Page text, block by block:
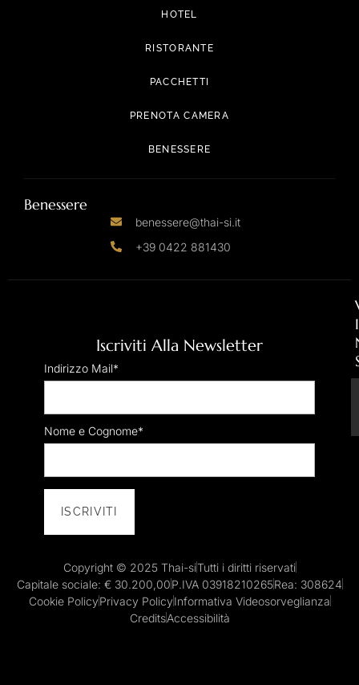
HOTEL
RISTORANTE
PACCHETTI
PRENOTA CAMERA
BENESSERE
Benessere
benessere@thai-si.it
+39 0422 881430
Iscriviti Alla Newsletter
Indirizzo Mail*
Nome e Cognome*
I
Copyright © 2025 Thai-siTutti i diritti riservati
Capitale sociale: € 30.200,00P.IVA 03918210265Rea: 308624
Cookie PolicyPrivacy PolicyInformativa Videosorveglianza
CreditsAccessibilità